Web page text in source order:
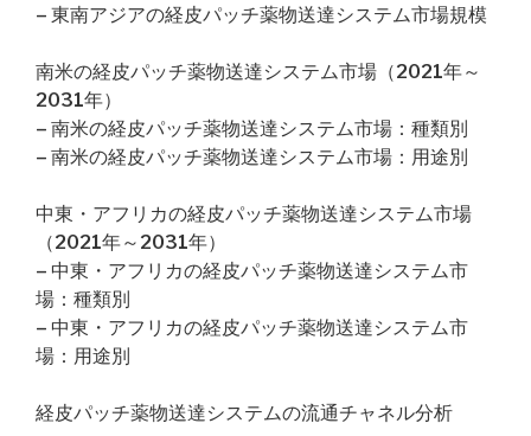
– 東南アジアの経皮パッチ薬物送達システム市場規模
南米の経皮パッチ薬物送達システム市場（2021年～
2031年）
– 南米の経皮パッチ薬物送達システム市場：種類別
– 南米の経皮パッチ薬物送達システム市場：用途別
中東・アフリカの経皮パッチ薬物送達システム市場
（2021年～2031年）
– 中東・アフリカの経皮パッチ薬物送達システム市
場：種類別
– 中東・アフリカの経皮パッチ薬物送達システム市
場：用途別
経皮パッチ薬物送達システムの流通チャネル分析